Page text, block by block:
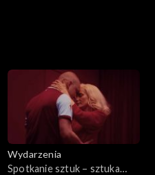
Wydarzenia
Spotkanie sztuk – sztuka